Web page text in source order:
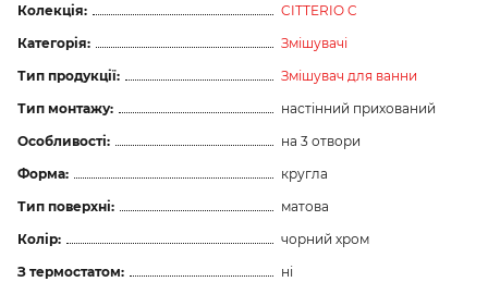
Колекція:
CITTERIO C
Категорія:
Змішувачі
Тип продукції:
Змішувач для ванни
Тип монтажу:
настінний прихований
Особливості:
на 3 отвори
Форма:
кругла
Тип поверхні:
матова
Колір:
чорний хром
З термостатом:
ні